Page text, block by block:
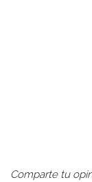
Comparte tu